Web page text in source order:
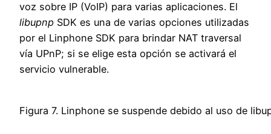
voz sobre IP (VoIP) para varias aplicaciones. El
libupnp SDK es una de varias opciones utilizadas
por el Linphone SDK para brindar NAT traversal
vía UPnP; si se elige esta opción se activará el
servicio vulnerable.
Figura 7. Linphone se suspende debido al uso de